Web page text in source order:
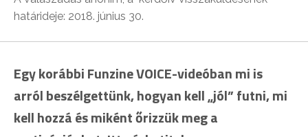
határideje: 2018. június 30.
Egy korábbi Funzine VOICE-videóban mi is
arról beszélgettünk, hogyan kell „jól” futni, mi
kell hozzá és miként őrizzük meg a